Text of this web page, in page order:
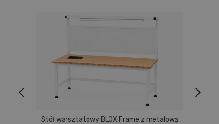
Stół warsztatowy BLOX Frame z metalową